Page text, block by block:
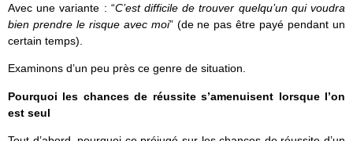
Avec une variante : “C’est difficile de trouver quelqu’un qui voudra
bien prendre le risque avec moi” (de ne pas être payé pendant un
certain temps).
Examinons d’un peu près ce genre de situation.
Pourquoi les chances de réussite s’amenuisent lorsque l’on
est seul